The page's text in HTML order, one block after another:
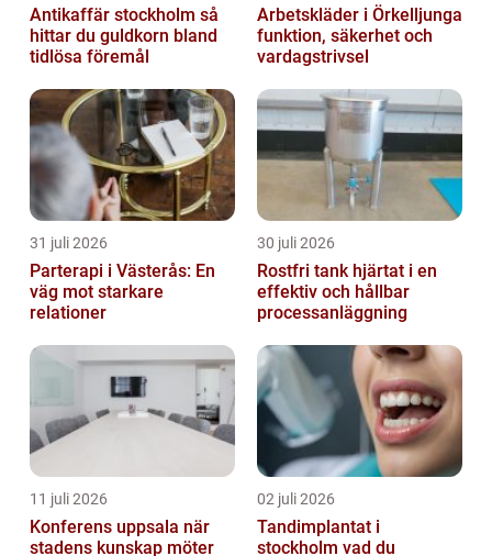
Antikaffär stockholm så
hittar du guldkorn bland
tidlösa föremål
Arbetskläder i Örkelljunga
funktion, säkerhet och
vardagstrivsel
31 juli 2026
Parterapi i Västerås: En
väg mot starkare
relationer
30 juli 2026
Rostfri tank hjärtat i en
effektiv och hållbar
processanläggning
11 juli 2026
Konferens uppsala när
stadens kunskap möter
02 juli 2026
Tandimplantat i
stockholm vad du